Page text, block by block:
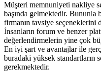
Müşteri memnuniyeti nakliye
başında gelmektedir. Bununla
firmanın tavsiye seçeneklerini
İnsanların forum ve benzer
değerlendirmelerin yine çok
En iyi şart ve avantajlar ile
buradaki yüksek standartların
gerekmektedir.